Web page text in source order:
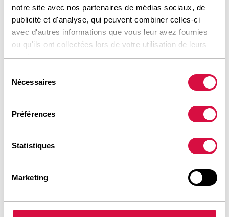
notre site avec nos partenaires de médias sociaux, de
publicité et d'analyse, qui peuvent combiner celles-ci
avec d'autres informations que vous leur avez fournies
ou qu'ils ont collectées lors de votre utilisation de leurs
services.
Nécessaires
Préférences
Statistiques
Marketing
E-mail *